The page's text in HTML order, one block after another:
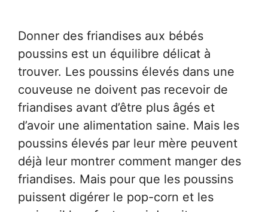
Donner des friandises aux bébés
poussins est un équilibre délicat à
trouver. Les poussins élevés dans une
couveuse ne doivent pas recevoir de
friandises avant d’être plus âgés et
d’avoir une alimentation saine. Mais les
poussins élevés par leur mère peuvent
déjà leur montrer comment manger des
friandises. Mais pour que les poussins
puissent digérer le pop-corn et les